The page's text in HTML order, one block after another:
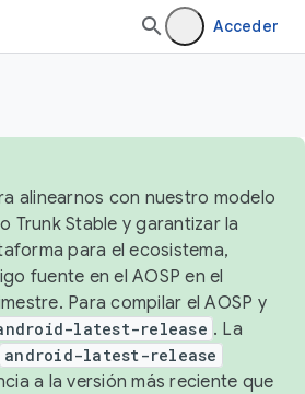
Acceder
alinearnos con nuestro modelo
Trunk Stable y garantizar la
para el ecosistema,
fuente en el AOSP en el
Para compilar el AOSP y
latest-release . La
android-latest-release
a la versión más reciente que